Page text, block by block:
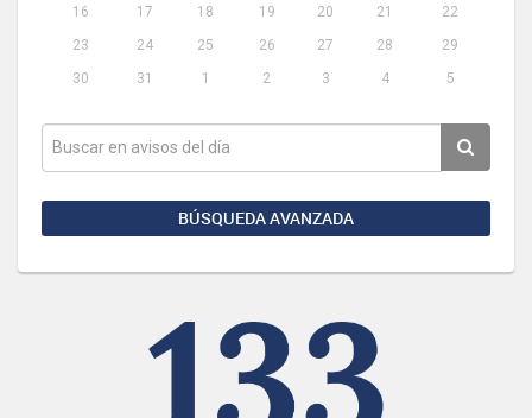
16
17 18 19 20 21
22
23
24 25 26 27 28
29
30
31 1 2 3 4 5
BÚSQUEDA AVANZADA